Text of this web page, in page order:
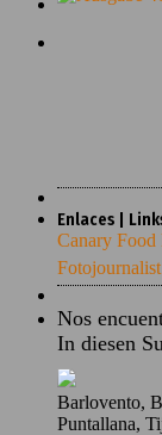
Enlaces |
Canary Food
Nos
In diesen
Barlovento,
Puntallana,